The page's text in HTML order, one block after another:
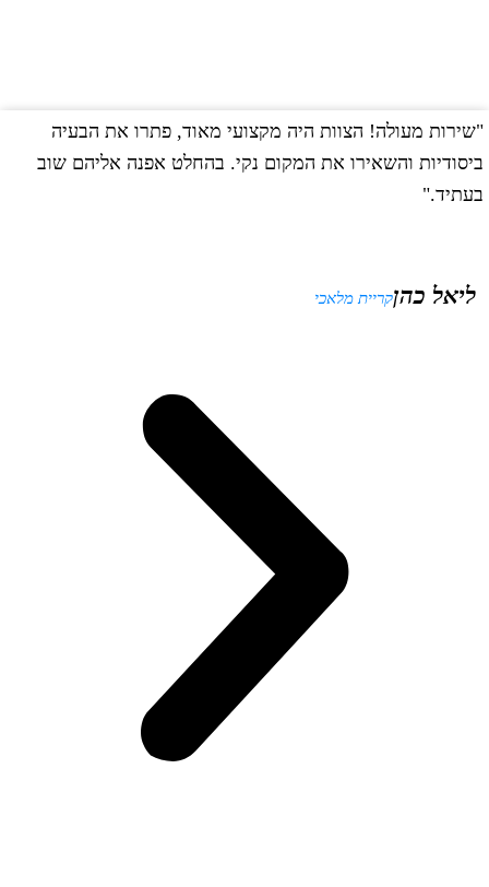
מעולה! הצוות היה מקצועי מאוד, פתרו את הבעיה
והשאירו את המקום נקי. בהחלט אפנה אליהם שוב
ליאל כהןקריית מלאכי